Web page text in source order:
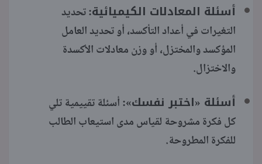
أسئلة المعادلات الكيميائية:تحديد
التغيرات في أعداد التأكسد، أو تحديد العامل
المؤكسد والمختزل، أو وزن معادلات الأكسدة
والاختزال.
أسئلة «اختبر نفسك»:أسئلة تقييمية تلي
كل فكرة مشروحة لقياس مدى استيعاب الطالب
للفكرة المطروحة.